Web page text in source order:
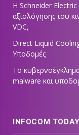
Η Schneider Electric
αξιολόγησης του
VDC,
Direct Liquid
Υποδομές
Το
malware και
INFOCOM TODAY